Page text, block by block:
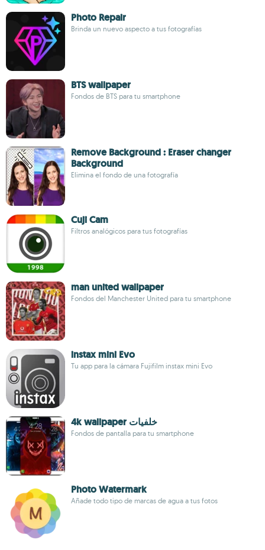
Photo Repair
Brinda un nuevo aspecto a tus fotografías
BTS wallpaper
Fondos de BTS para tu smartphone
Remove Background : Eraser changer
Background
Elimina el fondo de una fotografía
Cuji Cam
Filtros analógicos para tus fotografías
man united wallpaper
Fondos del Manchester United para tu smartphone
instax mini Evo
Tu app para la cámara Fujifilm instax mini Evo
4k wallpaper خلفيات
Fondos de pantalla para tu smartphone
Photo Watermark
Añade todo tipo de marcas de agua a tus fotos